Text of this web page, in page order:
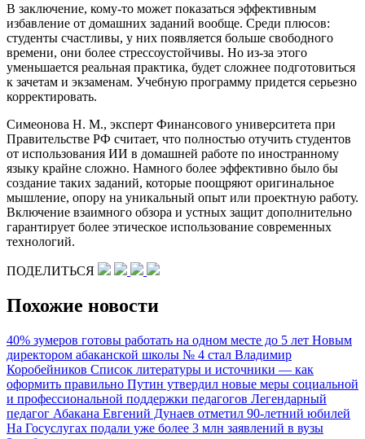
В заключение, кому-то может показаться эффективным
избавление от домашних заданий вообще. Среди плюсов:
студенты счастливы, у них появляется больше свободного
времени, они более стрессоустойчивы. Но из-за этого
уменьшается реальная практика, будет сложнее подготовиться
к зачетам и экзаменам. Учебную программу придется серьезно
корректировать.
Симеонова Н. М., эксперт Финансового университета при
Правительстве РФ считает, что полностью отучить студентов
от использования ИИ в домашней работе по иностранному
языку крайне сложно. Намного более эффективно было бы
создание таких заданий, которые поощряют оригинальное
мышление, опору на уникальный опыт или проектную работу.
Включение взаимного обзора и устных защит дополнительно
гарантирует более этическое использование современных
технологий.
ПОДЕЛИТЬСЯ
Похожие новости
40% зумеров готовы работать на одном месте до 5 лет Новым
директором абаканской школы № 4 стал Владимир
Коробейников Список литературы и источники — как
оформить правильно Путин утвердил новые меры социальной
и профессиональной поддержки педагогов Легендарный
педагог Абакана Евгений Дунаев отметил 90-летний юбилей
На Госуслугах подали уже более 3 млн заявлений в вузы